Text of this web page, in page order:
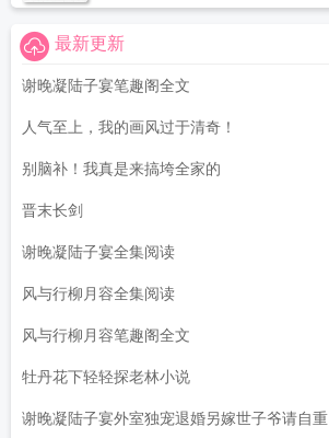
最新更新
谢晚凝陆子宴笔趣阁全文
人气至上，我的画风过于清奇！
别脑补！我真是来搞垮全家的
晋末长剑
谢晚凝陆子宴全集阅读
风与行柳月容全集阅读
风与行柳月容笔趣阁全文
牡丹花下轻轻探老林小说
谢晚凝陆子宴外室独宠退婚另嫁世子爷请自重